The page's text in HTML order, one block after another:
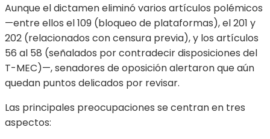
Aunque el dictamen eliminó varios artículos polémicos
—entre ellos el 109 (bloqueo de plataformas), el 201 y
202 (relacionados con censura previa), y los artículos
56 al 58 (señalados por contradecir disposiciones del
T-MEC)—, senadores de oposición alertaron que aún
quedan puntos delicados por revisar.
Las principales preocupaciones se centran en tres
aspectos: